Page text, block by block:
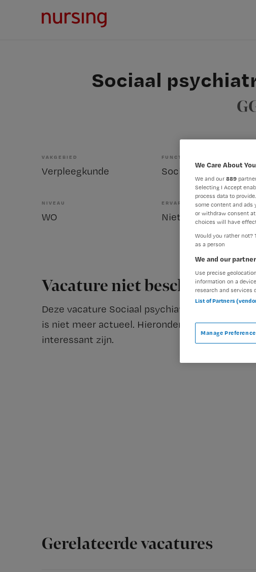
Sociaal
VAKGEBIED
Verpleegkunde
FUNCTIE
NIVEAU
WO
ERVARING
Niet nader bepaald
Vacature niet beschikbaar
Deze vacature Sociaal psychiatrisch
is niet meer actueel. Hieronder staan enkele
interessant zijn.
Gerelateerde vacatures
We Care About
We and our 889
Selecting I Accept
process data to
some content and ads
or withdraw consent
choices will have
Would you rather not?
as a person
We and our
Use precise
information on a
research and services
List of Partners
Manage